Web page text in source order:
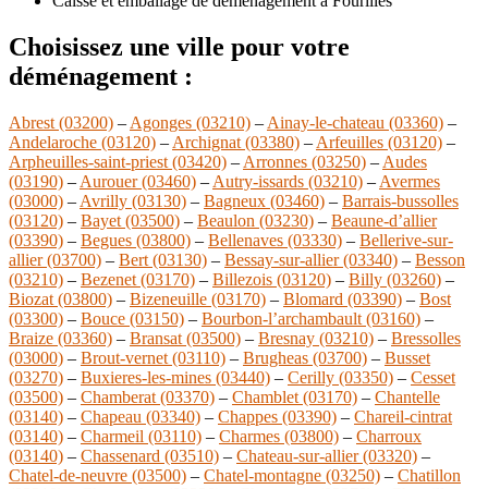
Choisissez une ville pour votre
déménagement :
Abrest (03200) – Agonges (03210) – Ainay-le-chateau (03360) –
Andelaroche (03120) – Archignat (03380) – Arfeuilles (03120) –
Arpheuilles-saint-priest (03420) – Arronnes (03250) – Audes
(03190) – Aurouer (03460) – Autry-issards (03210) – Avermes
(03000) – Avrilly (03130) – Bagneux (03460) – Barrais-bussolles
(03120) – Bayet (03500) – Beaulon (03230) – Beaune-d’allier
(03390) – Begues (03800) – Bellenaves (03330) – Bellerive-sur-
allier (03700) – Bert (03130) – Bessay-sur-allier (03340) – Besson
(03210) – Bezenet (03170) – Billezois (03120) – Billy (03260) –
Biozat (03800) – Bizeneuille (03170) – Blomard (03390) – Bost
(03300) – Bouce (03150) – Bourbon-l’archambault (03160) –
Braize (03360) – Bransat (03500) – Bresnay (03210) – Bressolles
(03000) – Brout-vernet (03110) – Brugheas (03700) – Busset
(03270) – Buxieres-les-mines (03440) – Cerilly (03350) – Cesset
(03500) – Chamberat (03370) – Chamblet (03170) – Chantelle
(03140) – Chapeau (03340) – Chappes (03390) – Chareil-cintrat
(03140) – Charmeil (03110) – Charmes (03800) – Charroux
(03140) – Chassenard (03510) – Chateau-sur-allier (03320) –
Chatel-de-neuvre (03500) – Chatel-montagne (03250) – Chatillon